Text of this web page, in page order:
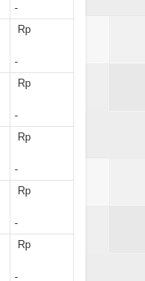
-
Rp
-
Rp
-
Rp
-
Rp
-
Rp
-